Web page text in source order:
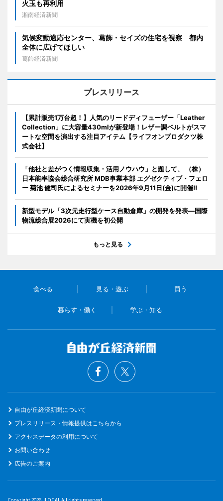
火玉も再利用
湘南経済新聞
気候変動適応センター、葛飾・セイズの住宅を視察 都内
全体に広げてほしい
葛飾経済新聞
プレスリリース
【累計販売1万台超！】人気のリードディフューザー「Leather
Collection」に大容量430mlが新登場！レザー調ベルトがスマ
ートな空間を演出する注目アイテム【ライフオンプロダクツ株
式会社】
「他社と差がつく情報収集・活用ノウハウ」と題して、 （株）
日本能率協会総合研究所 MDB事業本部 エグゼクティブ・フェロ
ー 菊池 健司氏によるセミナーを2026年9月11日(金)に開催!!
新型モデル「3次元走行型ケース自動倉庫」の開発を発表―国際
物流総合展2026にて実機を初公開
もっと見る
食べる 見る・遊ぶ 買う
暮らす・働く 学ぶ・知る
自由が丘経済新聞について
プレスリリース・情報提供はこちらから
アクセスデータの利用について
お問い合わせ
広告のご案内